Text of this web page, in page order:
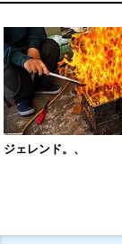
ジェレンド。、